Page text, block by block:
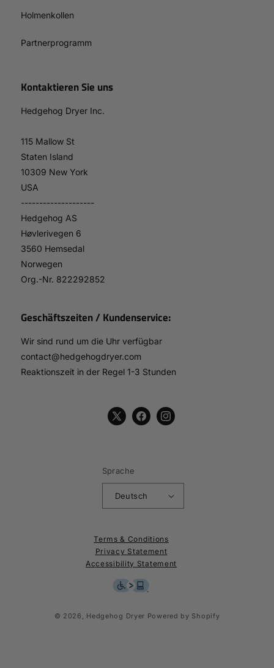
Holmenkollen
Partnerprogramm
Kontaktieren Sie uns
Hedgehog Dryer Inc.
115 Mallow St
Staten Island
10309 New York
USA
--------------------
Hedgehog AS
Høvlerivegen 6
3560 Hemsedal
Norwegen
Org.-Nr. 822292852
Geschäftszeiten / Kundenservice:
Wir sind rund um die Uhr verfügbar
contact@hedgehogdryer.com
Reaktionszeit in der Regel 1-3 Stunden
X
FacebookInstagram
Sprache
Deutsch
Terms & Conditions
Privacy Statement
Accessibility Statement
© 2026, Hedgehog Dryer Powered by Shopify